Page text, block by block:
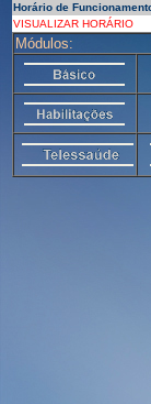
Horário de
VISUALIZAR HORÁRIO
Módulos: